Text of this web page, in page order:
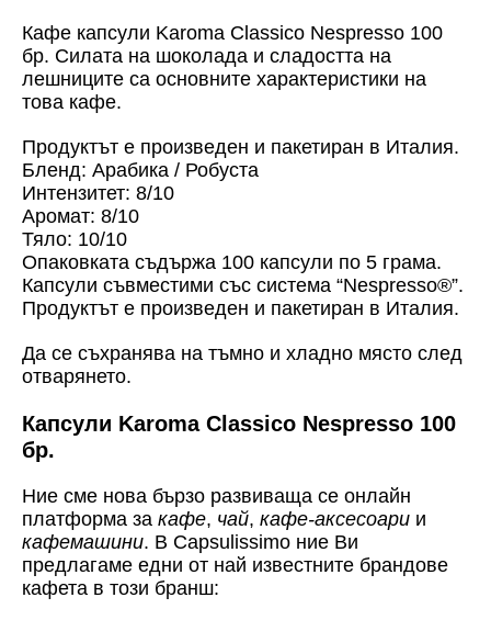
Кафе капсули Karoma Classico Nespresso 100
бр. Силата на шоколада и сладостта на
лешниците са основните характеристики на
това кафе.
Продуктът е произведен и пакетиран в Италия.
Бленд: Арабика / Робуста
Интензитет: 8/10
Аромат: 8/10
Тяло: 10/10
Опаковката съдържа 100 капсули по 5 грама.
Капсули съвместими със система “Nespresso®”.
Продуктът е произведен и пакетиран в Италия.
Да се съхранява на тъмно и хладно място след
отварянето.
Капсули Karoma Classico Nespresso 100
бр.
Ние сме нова бързо развиваща се онлайн
платформа за кафе, чай, кафе-аксесоари и
кафемашини. В Capsulissimo ние Ви
предлагаме едни от най известните брандове
кафета в този бранш: